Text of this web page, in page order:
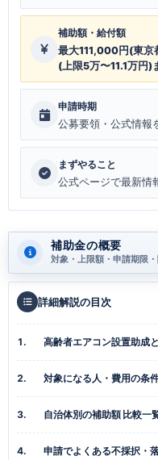
補助額・給付額
最大111,000円(東京
(上限5万〜11.1万円
は本文の比較表参照
申請時期
公募要領・公式情報
まずやること
公式ページで最新情
補助金の概要
対象・上限額・申請期限
詳細解説の目次
高齢者エアコン設置助成
対象になる人・費用の条
自治体別の補助額 比較一
申請でよくある不採択・